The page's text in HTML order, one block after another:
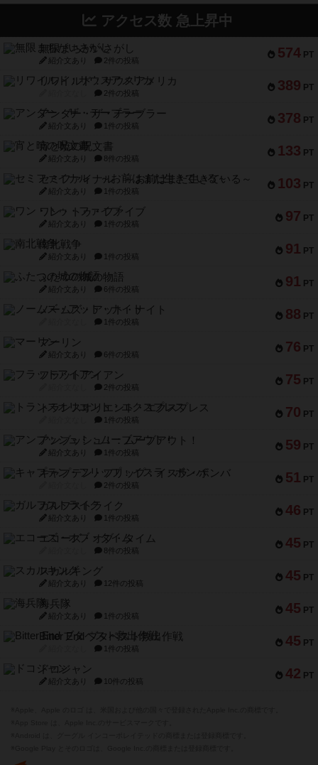
アクセス数 急上昇中
574 PT
無限まちがいさがし
紹介文あり 2件の投稿
389 PT
リワイルド：サウスアメリカ
2件の投稿
378 PT
アンダー・ザ・テーブラー
紹介文あり 1件の投稿
133 PT
宵と暁の呪文書
紹介文あり 8件の投稿
103 PT
セミファイナル ～お前はまだ生きている～
紹介文あり 1件の投稿
97 PT
ワン・トゥ・ファイブ
紹介文あり 1件の投稿
91 PT
南北戦争
紹介文あり 1件の投稿
91 PT
ふたつの城の物語
紹介文あり 6件の投稿
88 PT
ノームズ・アット・ナイト
1件の投稿
76 PT
マーリン
紹介文あり 6件の投稿
75 PT
フラットアイアン
2件の投稿
70 PT
トランスオリエント・エクスプレス
1件の投稿
59 PT
アンブッシュ！：ムーブアウト！
紹介文あり 1件の投稿
51 PT
キャプテン・フリップ：イスラ・ボンバ
2件の投稿
46 PT
ガルフストライク
紹介文あり 1件の投稿
45 PT
エコーズ・オブ・タイム
8件の投稿
45 PT
スカルキング
紹介文あり 12件の投稿
45 PT
海兵隊
紹介文あり 1件の投稿
45 PT
Bitter End ブタペスト救出作戦
1件の投稿
42 PT
ドコジャン
紹介文あり 10件の投稿